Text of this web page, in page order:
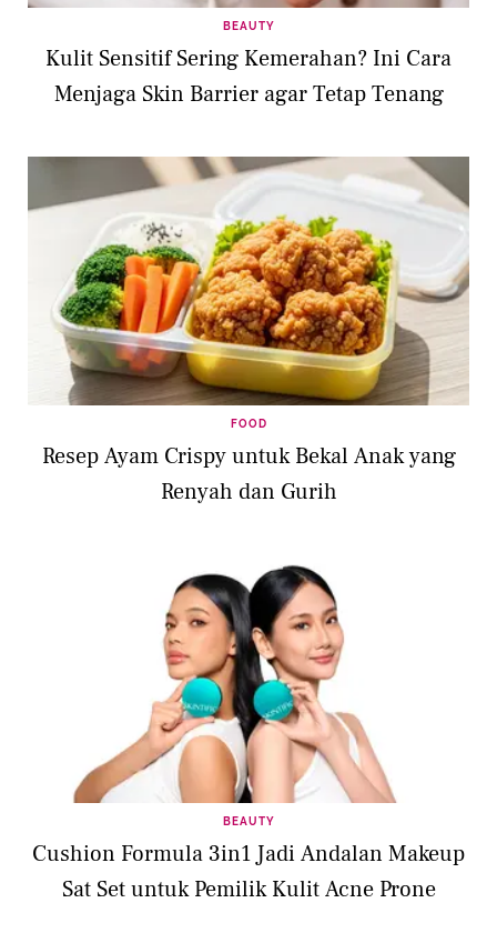
BEAUTY
Kulit Sensitif Sering Kemerahan? Ini Cara
Menjaga Skin Barrier agar Tetap Tenang
FOOD
Resep Ayam Crispy untuk Bekal Anak yang
Renyah dan Gurih
BEAUTY
Cushion Formula 3in1 Jadi Andalan Makeup
Sat Set untuk Pemilik Kulit Acne Prone